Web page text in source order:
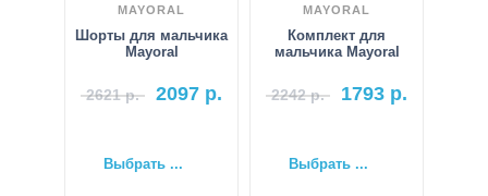
MAYORAL
Шорты для мальчика
Mayoral
2621р. 2097 р.
Выбрать ...
MAYORAL
Комплект для
мальчика Mayoral
2242р. 1793 р.
Выбрать ...